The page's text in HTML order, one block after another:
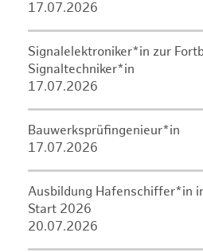
17.07.2026
Signalelektroniker*in zur
Signaltechniker*in
17.07.2026
Bauwerksprüfingenieur*in
17.07.2026
Ausbildung Hafenschiffer*in
Start 2026
20.07.2026